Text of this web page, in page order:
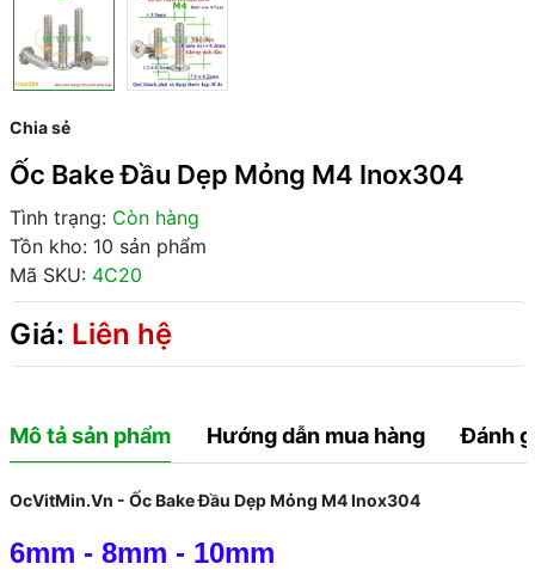
Chia sẻ
Ốc Bake Đầu Dẹp Mỏng M4 Inox304
Tình trạng: Còn hàng
Tồn kho: 10 sản phẩm
Mã SKU: 4C20
Giá: Liên hệ
Mô tả sản phẩm Hướng dẫn mua hàng Đánh
OcVitMin.Vn - Ốc Bake Đầu Dẹp Mỏng M4 Inox304
6mm - 8mm - 10mm